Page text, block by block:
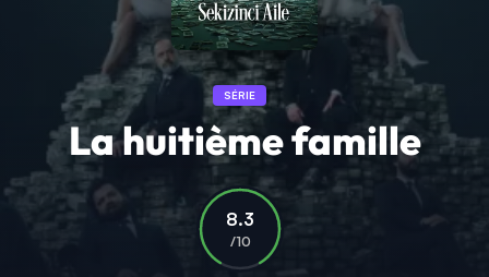
SÉRIE
La huitième famille
8.3
/10